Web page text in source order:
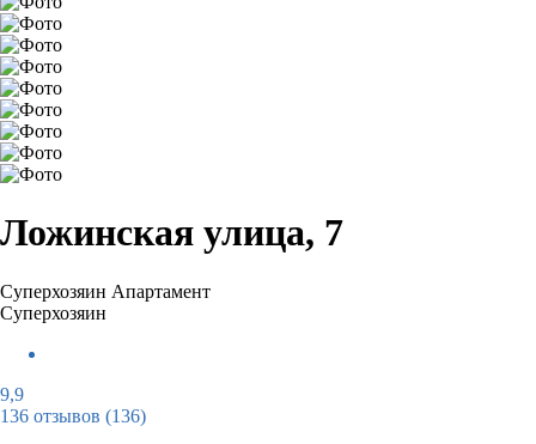
Ложинская улица, 7
Суперхозяин Апартамент
Суперхозяин
9,9
136 отзывов (136)